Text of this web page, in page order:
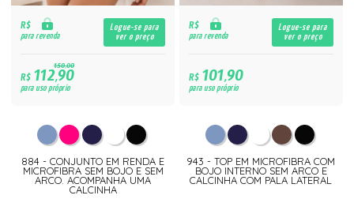
R$
para revenda
Logue-se para
ver o preço
150,00
R$112,90
para uso próprio
884 - CONJUNTO EM RENDA E
MICROFIBRA SEM BOJO E SEM
ARCO. ACOMPANHA UMA
CALCINHA
R$
para revenda
Logue-se para
ver o preço
R$101,90
para uso próprio
943 - TOP EM MICROFIBRA COM
BOJO INTERNO SEM ARCO E
CALCINHA COM PALA LATERAL